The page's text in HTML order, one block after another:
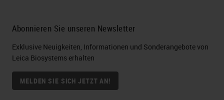
Abonnieren Sie unseren Newsletter
Exklusive Neuigkeiten, Informationen und Sonderangebote von
Leica Biosystems erhalten
MELDEN SIE SICH JETZT AN!